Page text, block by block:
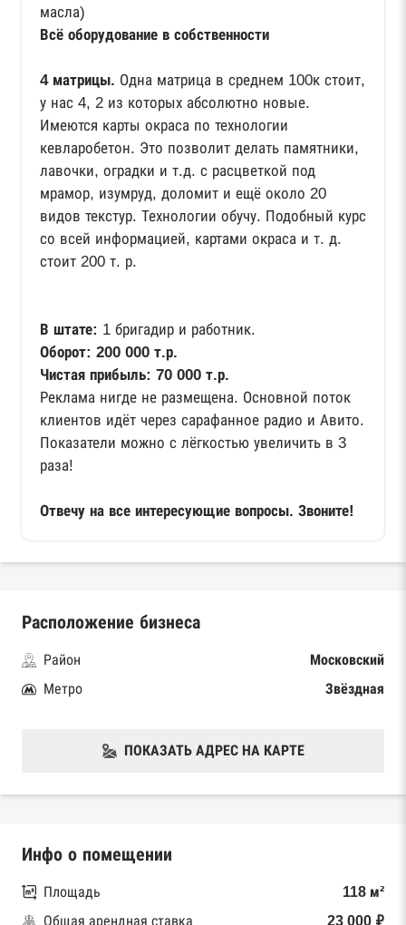
масла)
Всё оборудование в собственности
4 матрицы. Одна матрица в среднем 100к стоит,
у нас 4, 2 из которых абсолютно новые.
Имеются карты окраса по технологии
кевларобетон. Это позволит делать памятники,
лавочки, оградки и т.д. с расцветкой под
мрамор, изумруд, доломит и ещё около 20
видов текстур. Технологии обучу. Подобный курс
со всей информацией, картами окраса и т. д.
стоит 200 т. р.
В штате: 1 бригадир и работник.
Оборот: 200 000 т.р.
Чистая прибыль: 70 000 т.р.
Реклама нигде не размещена. Основной поток
клиентов идёт через сарафанное радио и Авито.
Показатели можно с лёгкостью увеличить в 3
раза!
Отвечу на все интересующие вопросы. Звоните!
Расположение бизнеса
Район
Московский
Метро
Звёздная
ПОКАЗАТЬ АДРЕС НА КАРТЕ
Инфо о помещении
Площадь
118 м²
Общая арендная ставка
23 000 ₽